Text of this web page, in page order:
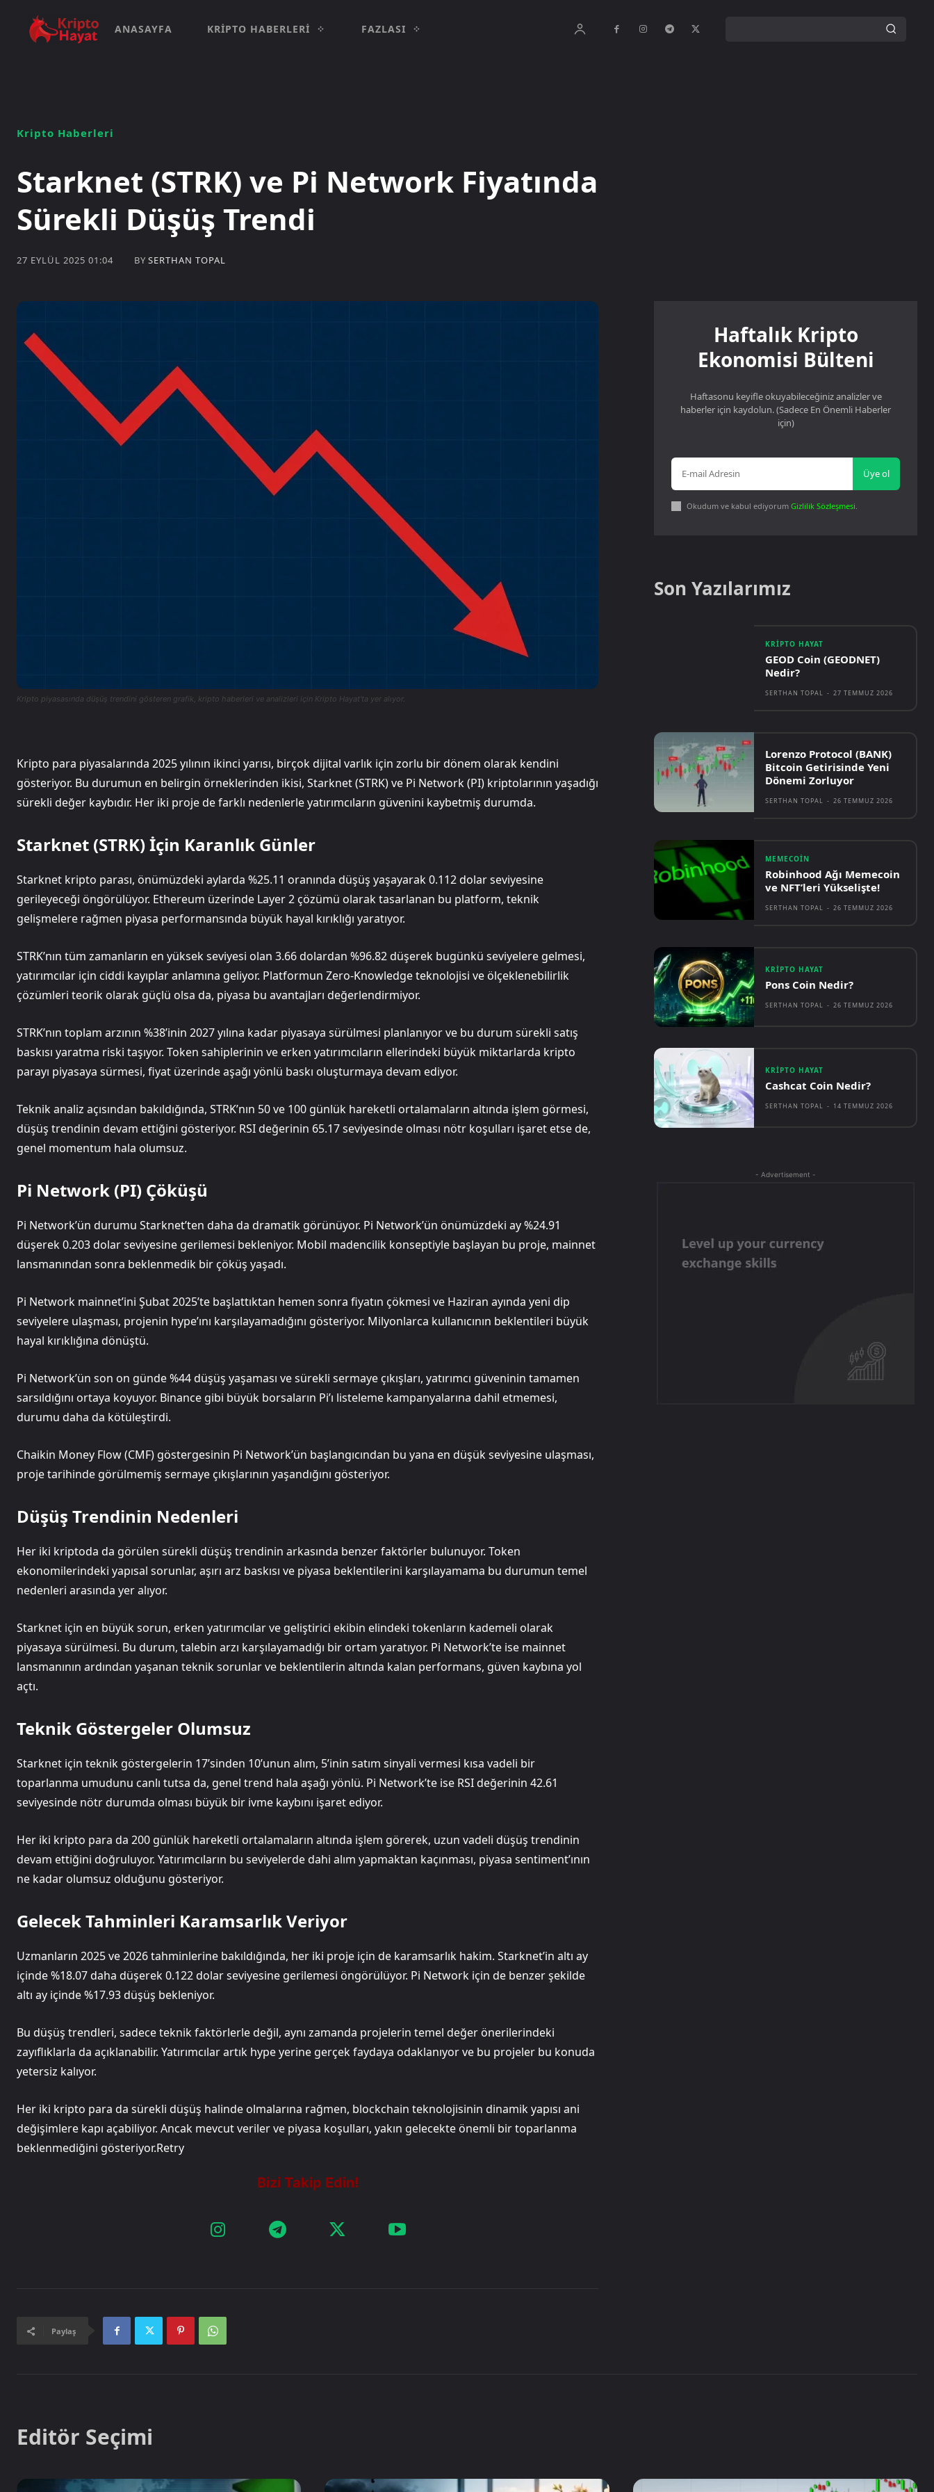
ANASAYFA KRIPTO HABERLERI FAZLASI
Kripto Haberleri
Starknet (STRK) ve Pi Network Fiyatında
Sürekli Düşüş Trendi
27 EYLÜL 2025 01:04 BY SERTHAN TOPAL
Kripto piyasasında düşüş trendini gösteren grafik, kripto haberleri ve analizleri için Kripto Hayat'ta yer alıyor.
Kripto para piyasalarında 2025 yılının ikinci yarısı, birçok dijital varlık için zorlu bir dönem olarak kendini
gösteriyor. Bu durumun en belirgin örneklerinden ikisi, Starknet (STRK) ve Pi Network (PI) kriptolarının yaşadığı
sürekli değer kaybıdır. Her iki proje de farklı nedenlerle yatırımcıların güvenini kaybetmiş durumda.
Starknet (STRK) İçin Karanlık Günler
Starknet kripto parası, önümüzdeki aylarda %25.11 oranında düşüş yaşayarak 0.112 dolar seviyesine
gerileyeceği öngörülüyor. Ethereum üzerinde Layer 2 çözümü olarak tasarlanan bu platform, teknik
gelişmelere rağmen piyasa performansında büyük hayal kırıklığı yaratıyor.
STRK’nın tüm zamanların en yüksek seviyesi olan 3.66 dolardan %96.82 düşerek bugünkü seviyelere gelmesi,
yatırımcılar için ciddi kayıplar anlamına geliyor. Platformun Zero-Knowledge teknolojisi ve ölçeklenebilirlik
çözümleri teorik olarak güçlü olsa da, piyasa bu avantajları değerlendirmiyor.
STRK’nın toplam arzının %38’inin 2027 yılına kadar piyasaya sürülmesi planlanıyor ve bu durum sürekli satış
baskısı yaratma riski taşıyor. Token sahiplerinin ve erken yatırımcıların ellerindeki büyük miktarlarda kripto
parayı piyasaya sürmesi, fiyat üzerinde aşağı yönlü baskı oluşturmaya devam ediyor.
Teknik analiz açısından bakıldığında, STRK’nın 50 ve 100 günlük hareketli ortalamaların altında işlem görmesi,
düşüş trendinin devam ettiğini gösteriyor. RSI değerinin 65.17 seviyesinde olması nötr koşulları işaret etse de,
genel momentum hala olumsuz.
Pi Network (PI) Çöküşü
Pi Network’ün durumu Starknet’ten daha da dramatik görünüyor. Pi Network’ün önümüzdeki ay %24.91
düşerek 0.203 dolar seviyesine gerilemesi bekleniyor. Mobil madencilik konseptiyle başlayan bu proje, mainnet
lansmanından sonra beklenmedik bir çöküş yaşadı.
Pi Network mainnet’ini Şubat 2025’te başlattıktan hemen sonra fiyatın çökmesi ve Haziran ayında yeni dip
seviyelere ulaşması, projenin hype’ını karşılayamadığını gösteriyor. Milyonlarca kullanıcının beklentileri büyük
hayal kırıklığına dönüştü.
Pi Network’ün son on günde %44 düşüş yaşaması ve sürekli sermaye çıkışları, yatırımcı güveninin tamamen
sarsıldığını ortaya koyuyor. Binance gibi büyük borsaların Pi’ı listeleme kampanyalarına dahil etmemesi,
durumu daha da kötüleştirdi.
Chaikin Money Flow (CMF) göstergesinin Pi Network’ün başlangıcından bu yana en düşük seviyesine ulaşması,
proje tarihinde görülmemiş sermaye çıkışlarının yaşandığını gösteriyor.
Düşüş Trendinin Nedenleri
Her iki kriptoda da görülen sürekli düşüş trendinin arkasında benzer faktörler bulunuyor. Token
ekonomilerindeki yapısal sorunlar, aşırı arz baskısı ve piyasa beklentilerini karşılayamama bu durumun temel
nedenleri arasında yer alıyor.
Starknet için en büyük sorun, erken yatırımcılar ve geliştirici ekibin elindeki tokenların kademeli olarak
piyasaya sürülmesi. Bu durum, talebin arzı karşılayamadığı bir ortam yaratıyor. Pi Network’te ise mainnet
lansmanının ardından yaşanan teknik sorunlar ve beklentilerin altında kalan performans, güven kaybına yol
açtı.
Teknik Göstergeler Olumsuz
Starknet için teknik göstergelerin 17’sinden 10’unun alım, 5’inin satım sinyali vermesi kısa vadeli bir
toparlanma umudunu canlı tutsa da, genel trend hala aşağı yönlü. Pi Network’te ise RSI değerinin 42.61
seviyesinde nötr durumda olması büyük bir ivme kaybını işaret ediyor.
Her iki kripto para da 200 günlük hareketli ortalamaların altında işlem görerek, uzun vadeli düşüş trendinin
devam ettiğini doğruluyor. Yatırımcıların bu seviyelerde dahi alım yapmaktan kaçınması, piyasa sentiment’ının
ne kadar olumsuz olduğunu gösteriyor.
Gelecek Tahminleri Karamsarlık Veriyor
Uzmanların 2025 ve 2026 tahminlerine bakıldığında, her iki proje için de karamsarlık hakim. Starknet’in altı ay
içinde %18.07 daha düşerek 0.122 dolar seviyesine gerilemesi öngörülüyor. Pi Network için de benzer şekilde
altı ay içinde %17.93 düşüş bekleniyor.
Bu düşüş trendleri, sadece teknik faktörlerle değil, aynı zamanda projelerin temel değer önerilerindeki
zayıflıklarla da açıklanabilir. Yatırımcılar artık hype yerine gerçek faydaya odaklanıyor ve bu projeler bu konuda
yetersiz kalıyor.
Her iki kripto para da sürekli düşüş halinde olmalarına rağmen, blockchain teknolojisinin dinamik yapısı ani
değişimlere kapı açabiliyor. Ancak mevcut veriler ve piyasa koşulları, yakın gelecekte önemli bir toparlanma
beklenmediğini gösteriyor.Retry
Paylaş
Haftalık Kripto
Ekonomisi Bülteni
Haftasonu keyifle okuyabileceğiniz analizler ve
haberler için kaydolun. (Sadece En Önemli Haberler
için)
Üye ol
Okudum ve kabul ediyorumGizlilik Sözleşmesi.
Son Yazılarımız
KRIPTO HAYAT
GEOD Coin (GEODNET)
Nedir?
SERTHAN TOPAL - 27 TEMMUZ 2026
Lorenzo Protocol (BANK)
Bitcoin Getirisinde Yeni
Dönemi Zorluyor
SERTHAN TOPAL - 26 TEMMUZ 2026
MEMECOIN
Robinhood Ağı Memecoin
ve NFT’leri Yükselişte!
SERTHAN TOPAL - 26 TEMMUZ 2026
KRIPTO HAYAT
Pons Coin Nedir?
SERTHAN TOPAL - 26 TEMMUZ 2026
KRIPTO HAYAT
Cashcat Coin Nedir?
SERTHAN TOPAL - 14 TEMMUZ 2026
- Advertisement -
Editör Seçimi